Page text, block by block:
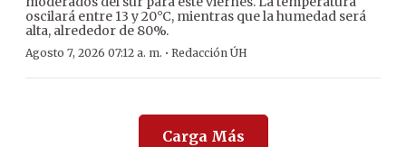
oscilará entre 13 y 20°C, mientras que la humedad será
alta, alrededor de 80%.
Agosto 7, 2026 07:12 a. m. · Redacción ÚH
Carga Más